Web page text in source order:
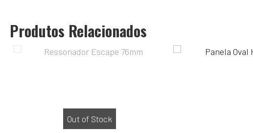
Produtos Relacionados
Out of Stock